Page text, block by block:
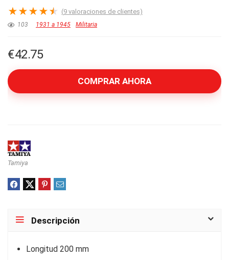
★★★★★ (9 valoraciones de clientes)
103 1931 a 1945 Militaria
€42.75
COMPRAR AHORA
Tamiya
Descripción
Longitud 200 mm